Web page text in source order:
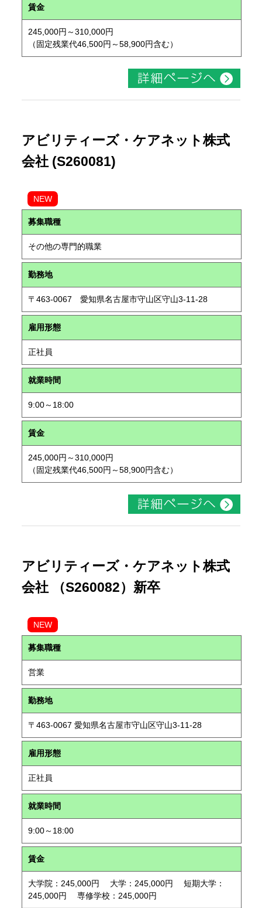
賃金
245,000円～310,000円
（固定残業代46,500円～58,900円含む）
アビリティーズ・ケアネット株式
会社 (S260081)
NEW
募集職種
その他の専門的職業
勤務地
〒463-0067 愛知県名古屋市守山区守山3-11-28
雇用形態
正社員
就業時間
9:00～18:00
賃金
245,000円～310,000円
（固定残業代46,500円～58,900円含む）
アビリティーズ・ケアネット株式
会社 （S260082）新卒
NEW
募集職種
営業
勤務地
〒463-0067 愛知県名古屋市守山区守山3-11-28
雇用形態
正社員
就業時間
9:00～18:00
賃金
大学院：245,000円 大学：245,000円 短期大学：
245,000円 専修学校：245,000円